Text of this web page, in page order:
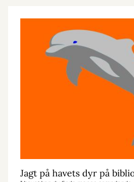
Jagt på havets dyr på